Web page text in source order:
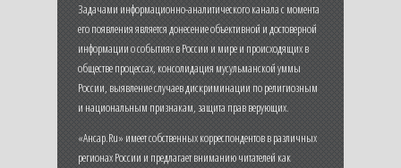
Задачами информационно-аналитического канала с момента
его появления является донесение объективной и достоверной
информации о событиях в России и мире и происходящих в
обществе процессах, консолидация мусульманской уммы
России, выявление случаев дискриминации по религиозным
и национальным признакам, защита прав верующих.
«Ансар.Ru» имеет собственных корреспондентов в различных
регионах России и предлагает вниманию читателей как